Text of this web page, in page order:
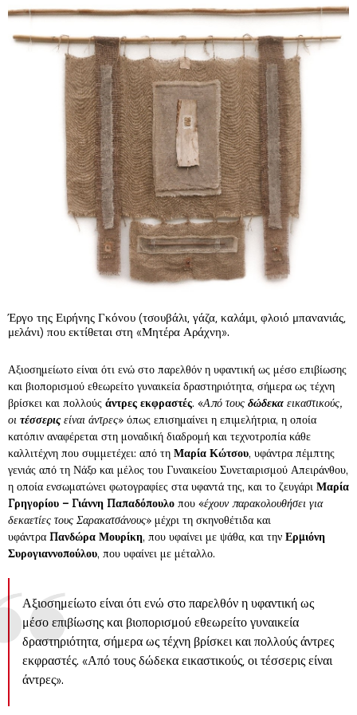
Έργο της Ειρήνης Γκόνου (τσουβάλι, γάζα, καλάμι, φλοιό μπανανιάς,
μελάνι) που εκτίθεται στη «Μητέρα Αράχνη».
Αξιοσημείωτο είναι ότι ενώ στο παρελθόν η υφαντική ως μέσο επιβίωσης
και βιοπορισμού εθεωρείτο γυναικεία δραστηριότητα, σήμερα ως τέχνη
βρίσκει και πολλούς άντρες εκφραστές. «Από τους δώδεκα εικαστικούς,
οι τέσσερις είναι άντρες» όπως επισημαίνει η επιμελήτρια, η οποία
κατόπιν αναφέρεται στη μοναδική διαδρομή και τεχνοτροπία κάθε
καλλιτέχνη που συμμετέχει: από τη Μαρία Κώτσου, υφάντρα πέμπτης
γενιάς από τη Νάξο και μέλος του Γυναικείου Συνεταιρισμού Απειράνθου,
η οποία ενσωματώνει φωτογραφίες στα υφαντά της, και το ζευγάρι Μαρία
Γρηγορίου – Γιάννη Παπαδόπουλο που «έχουν παρακολουθήσει για
δεκαετίες τους Σαρακατσάνους» μέχρι τη σκηνοθέτιδα και
υφάντρα Πανδώρα Μουρίκη, που υφαίνει με ψάθα, και την Ερμιόνη
Συρογιαννοπούλου, που υφαίνει με μέταλλο.
Αξιοσημείωτο είναι ότι ενώ στο παρελθόν η υφαντική ως
μέσο επιβίωσης και βιοπορισμού εθεωρείτο γυναικεία
δραστηριότητα, σήμερα ως τέχνη βρίσκει και πολλούς άντρες
εκφραστές. «Από τους δώδεκα εικαστικούς, οι τέσσερις είναι
άντρες».